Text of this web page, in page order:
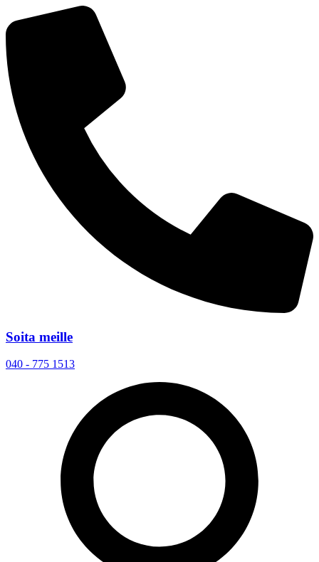
sisältöön
Soita meille
040 - 775 1513